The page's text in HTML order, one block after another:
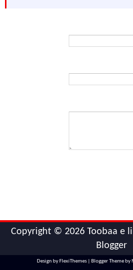
Copyright © 2026 Toobaa e
Blogger
Design by FlexiThemes| Blogger Theme by